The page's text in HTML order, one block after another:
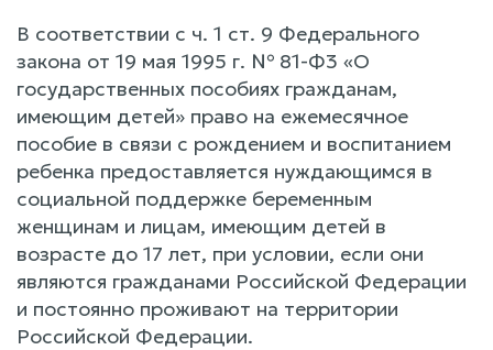
В соответствии с ч. 1 ст. 9 Федерального
закона от 19 мая 1995 г. № 81-Ф3 «О
государственных пособиях гражданам,
имеющим детей» право на ежемесячное
пособие в связи с рождением и воспитанием
ребенка предоставляется нуждающимся в
социальной поддержке беременным
женщинам и лицам, имеющим детей в
возрасте до 17 лет, при условии, если они
являются гражданами Российской Федерации
и постоянно проживают на территории
Российской Федерации.